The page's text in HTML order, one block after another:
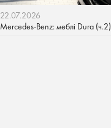
22.07.2026
Mercedes-Benz: меблі Dura (ч.2)